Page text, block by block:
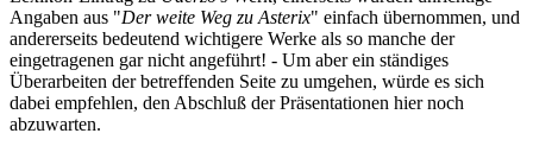
Angaben aus "Der weite Weg zu Asterix" einfach übernommen, und
andererseits bedeutend wichtigere Werke als so manche der
eingetragenen gar nicht angeführt! - Um aber ein ständiges
Überarbeiten der betreffenden Seite zu umgehen, würde es sich
dabei empfehlen, den Abschluß der Präsentationen hier noch
abzuwarten.